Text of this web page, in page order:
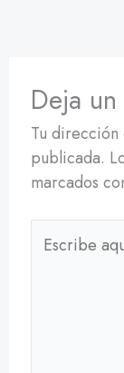
Deja
Tu
publicada.
marcados
Escribe
aquí...